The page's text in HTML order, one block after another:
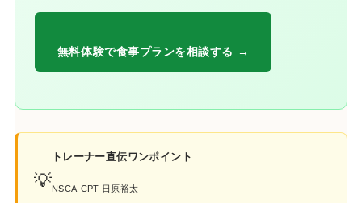
無料体験で食事プランを相談する →
💡
トレーナー直伝ワンポイント
NSCA-CPT 日原裕太